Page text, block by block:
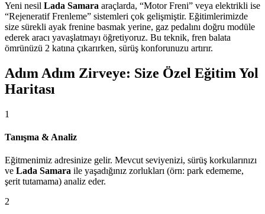
Yeni nesil Lada Samara araçlarda, “Motor Freni” veya elektrikli ise
“Rejeneratif Frenleme” sistemleri çok gelişmiştir. Eğitimlerimizde
size sürekli ayak frenine basmak yerine, gaz pedalını doğru modüle
ederek aracı yavaşlatmayı öğretiyoruz. Bu teknik, fren balata
ömrünüzü 2 katına çıkarırken, sürüş konforunuzu artırır.
Adım Adım Zirveye: Size Özel Eğitim Yol
Haritası
1
Tanışma & Analiz
Eğitmenimiz adresinize gelir. Mevcut seviyenizi, sürüş korkularınızı
ve Lada Samara ile yaşadığınız zorlukları (örn: park edememe,
şerit tutamama) analiz eder.
2